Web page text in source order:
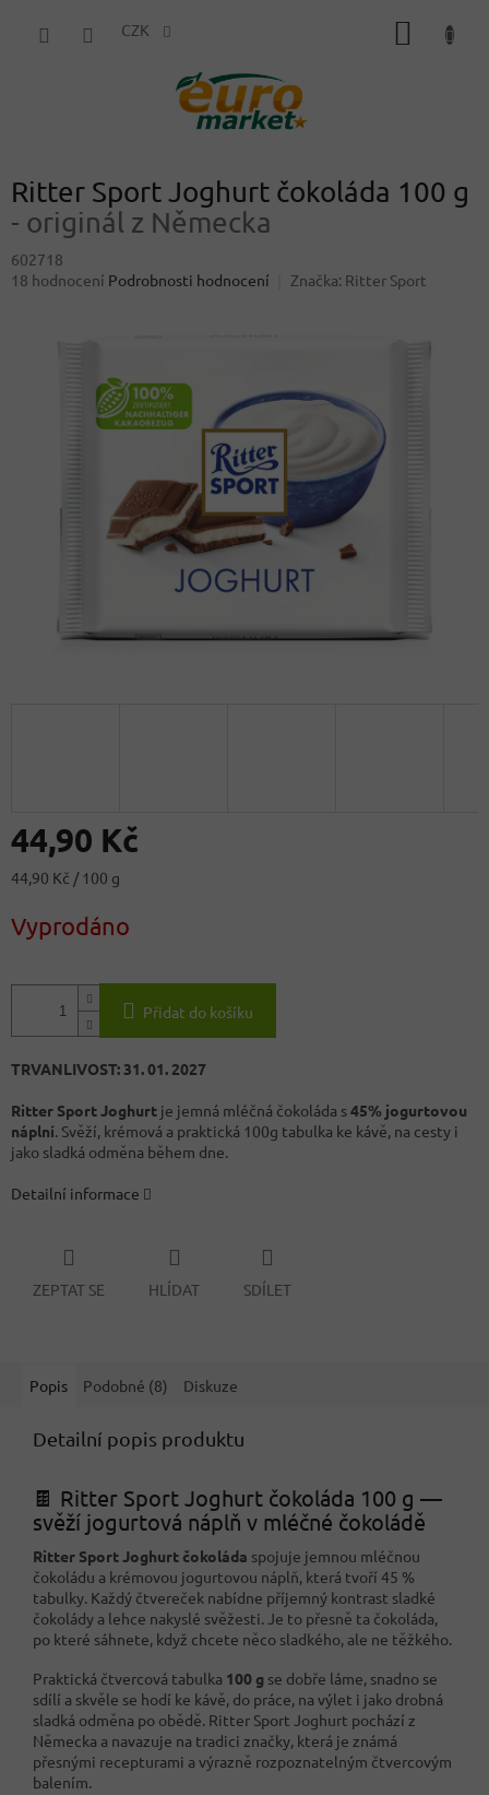
CZK
Ritter Sport Joghurt čokoláda 100 g
- originál z Německa
602718
Průměrné
18 hodnocení Podrobnosti hodnocení Značka: Ritter Sport
44,90 Kč
Měrná
44,90 Kč / 100 g
Vyprodáno
Přidat do košíku
TRVANLIVOST: 31. 01. 2027
Ritter Sport Joghurt je jemná mléčná čokoláda s45% jogurtovou
náplní. Svěží, krémová a praktická 100g tabulka ke kávě, na cesty i
jako sladká odměna během dne.
Detailní informace
ZEPTAT SE HLÍDAT SDÍLET
Popis Podobné (8) Diskuze
Detailní popis produktu
🍫 Ritter Sport Joghurt čokoláda 100 g —
svěží jogurtová náplň v mléčné čokoládě
Ritter Sport Joghurt čokoláda spojuje jemnou mléčnou
čokoládu a krémovou jogurtovou náplň, která tvoří 45 %
tabulky. Každý čtvereček nabídne příjemný kontrast sladké
čokolády a lehce nakyslé svěžesti. Je to přesně ta čokoláda,
po které sáhnete, když chcete něco sladkého, ale ne těžkého.
Praktická čtvercová tabulka 100 g se dobře láme, snadno se
sdílí a skvěle se hodí ke kávě, do práce, na výlet i jako drobná
sladká odměna po obědě. Ritter Sport Joghurt pochází z
Německa a navazuje na tradici značky, která je známá
přesnými recepturami a výrazně rozpoznatelným čtvercovým
balením.